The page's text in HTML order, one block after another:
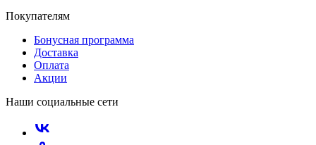
Покупателям
Бонусная программа
Доставка
Оплата
Акции
Наши социальные сети